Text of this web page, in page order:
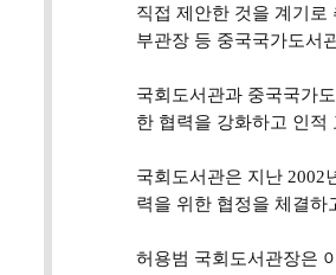
직접 제안한 것을 계기로
부관장 등 중국국가도서
국회도서관과 중국국가
한 협력을 강화하고 인적
국회도서관은 지난 2002
력을 위한 협정을 체결
허용범 국회도서관장은